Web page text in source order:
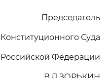
Председатель
Конституционного Суда
Российской Федерации